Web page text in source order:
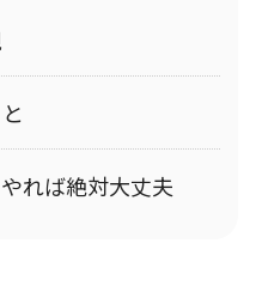
れば絶対大丈夫